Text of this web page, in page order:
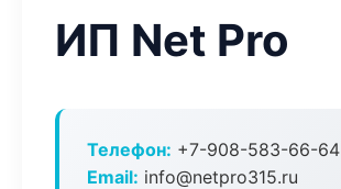
ИП Net Pro
Телефон: +7-908-583-66-64
Email: info@netpro315.ru